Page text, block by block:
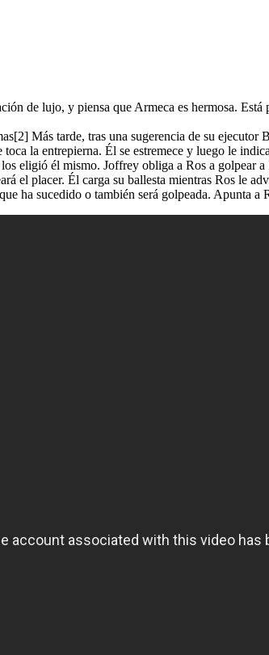
de lujo, y piensa que Armeca es hermosa. Está
Más tarde, tras una sugerencia de su
la entrepierna. Él se estremece y luego le
eligió él mismo. Joffrey obliga a Ros a golpear
el placer. Él carga su ballesta mientras Ros le
ha sucedido o también será golpeada. Apunta a